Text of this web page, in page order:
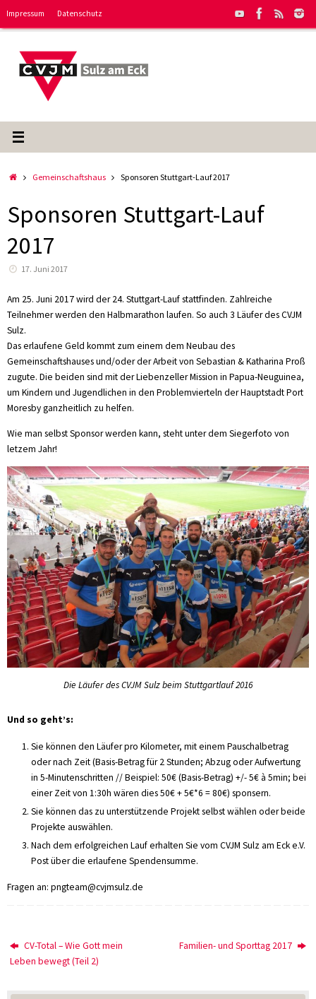
Impressum Datenschutz
StartGemeinschaftshaus Sponsoren Stuttgart-Lauf 2017
Sponsoren Stuttgart-Lauf
2017
17. Juni 2017
Am 25. Juni 2017 wird der 24. Stuttgart-Lauf stattfinden. Zahlreiche
Teilnehmer werden den Halbmarathon laufen. So auch 3 Läufer des CVJM
Sulz.
Das erlaufene Geld kommt zum einem dem Neubau des
Gemeinschaftshauses und/oder der Arbeit von Sebastian & Katharina Proß
zugute. Die beiden sind mit der Liebenzeller Mission in Papua-Neuguinea,
um Kindern und Jugendlichen in den Problemvierteln der Hauptstadt Port
Moresby ganzheitlich zu helfen.
Wie man selbst Sponsor werden kann, steht unter dem Siegerfoto von
letzem Jahr!
Die Läufer des CVJM Sulz beim Stuttgartlauf 2016
Und so geht’s:
Sie können den Läufer pro Kilometer, mit einem Pauschalbetrag
oder nach Zeit (Basis-Betrag für 2 Stunden; Abzug oder Aufwertung
in 5-Minutenschritten // Beispiel: 50€ (Basis-Betrag) +/- 5€ à 5min; bei
einer Zeit von 1:30h wären dies 50€ + 5€*6 = 80€) sponsern.
Sie können das zu unterstützende Projekt selbst wählen oder beide
Projekte auswählen.
Nach dem erfolgreichen Lauf erhalten Sie vom CVJM Sulz am Eck e.V.
Post über die erlaufene Spendensumme.
Fragen an: pngteam@cvjmsulz.de
CV-Total – Wie Gott mein
Leben bewegt (Teil 2)
Familien- und Sporttag 2017